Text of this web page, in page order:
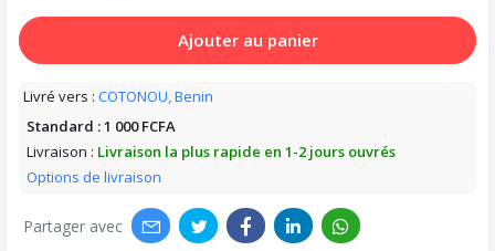
Ajouter au panier
Livré vers : COTONOU, Benin
Standard :1 000 FCFA
Livraison : Livraison la plus rapide en 1-2 jours ouvrés
Options de livraison
Partager avec